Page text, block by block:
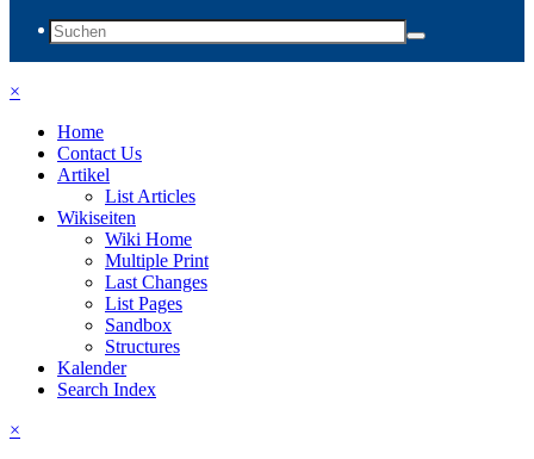
×
Home
Contact Us
Artikel
List Articles
Wikiseiten
Wiki Home
Multiple Print
Last Changes
List Pages
Sandbox
Structures
Kalender
Search Index
×